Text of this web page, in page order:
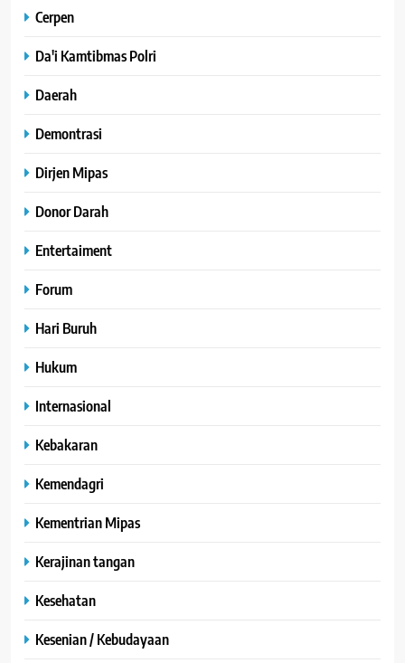
Cerpen
Da'i Kamtibmas Polri
Daerah
Demontrasi
Dirjen Mipas
Donor Darah
Entertaiment
Forum
Hari Buruh
Hukum
Internasional
Kebakaran
Kemendagri
Kementrian Mipas
Kerajinan tangan
Kesehatan
Kesenian / Kebudayaan